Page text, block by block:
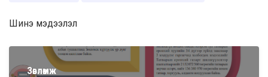
Шинэ мэдээлэл
Зөвлөмж